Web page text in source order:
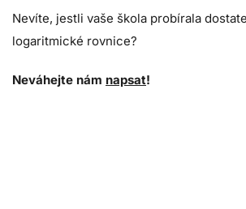
Nevíte, jestli vaše škola probírala
logaritmické rovnice?
Neváhejte nám napsat!